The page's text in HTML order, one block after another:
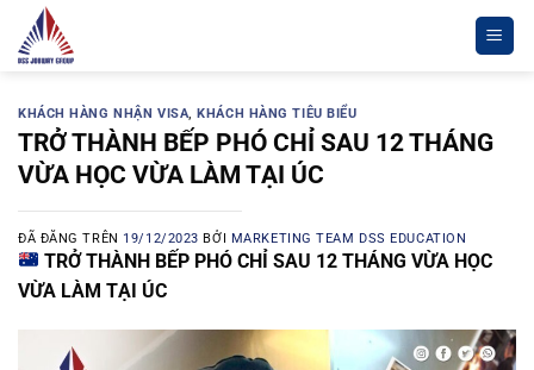
Chuyển
đến
dungKHÁCH HÀNG NHẬN VISA,KHÁCH HÀNG TIÊU BIỂU
TRỞ THÀNH BẾP PHÓ CHỈ SAU 12 THÁNG
VỪA HỌC VỪA LÀM TẠI ÚC
ĐÃ ĐĂNG TRÊN 19/12/2023 BỞI MARKETING TEAM DSS EDUCATION
TRỞ THÀNH BẾP PHÓ CHỈ SAU 12 THÁNG VỪA HỌC
VỪA LÀM TẠI ÚC